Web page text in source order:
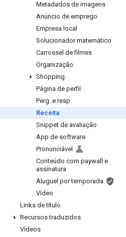
Metadados de imagens
Anúncio de emprego
Empresa local
Solucionador matemático
Carrossel de filmes
Organização
Shopping
Página de perfil
Perg. e resp.
Receita
Snippet de avaliação
App de software
Pronunciável
Conteúdo com paywall e
assinatura
Aluguel por temporada
Vídeo
Links de título
Recursos traduzidos
Vídeos